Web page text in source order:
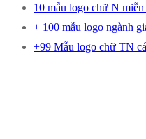
10 mẫu logo chữ N
+ 100 mẫu logo ngành
+99 Mẫu logo chữ TN